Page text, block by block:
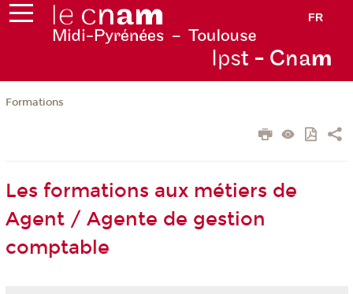
FR
Ipst - Cnam
Formations
Les formations aux métiers de
Agent / Agente de gestion
comptable